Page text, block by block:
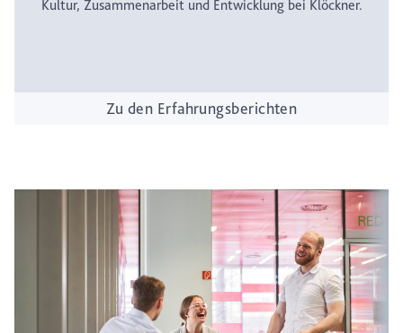
Kultur, Zusammenarbeit und Entwicklung bei Klöckner.
Zu den Erfahrungsberichten